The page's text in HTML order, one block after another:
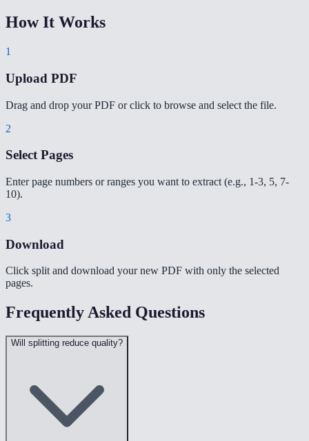
How It Works
1
Upload PDF
Drag and drop your PDF or click to browse and select the file.
2
Select Pages
Enter page numbers or ranges you want to extract (e.g., 1-3, 5, 7-
10).
3
Download
Click split and download your new PDF with only the selected
pages.
Frequently Asked Questions
Will splitting reduce quality?